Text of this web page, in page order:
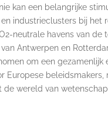
kan een belangrijke
industrieclusters bij het
neutrale havens van de
Antwerpen en
om een gezamenlijk
Europese
de wereld van